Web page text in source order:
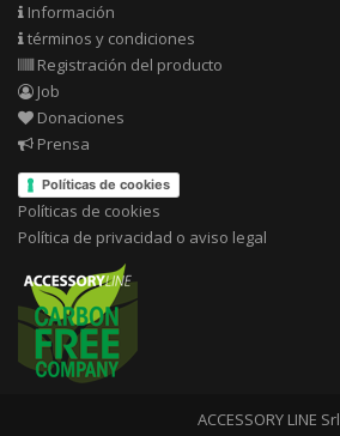
Información
términos y condiciones
Registración del producto
Job
Donaciones
Prensa
Políticas de cookies
Políticas de cookies
Política de privacidad o aviso legal
ACCESSORY LINE Srl